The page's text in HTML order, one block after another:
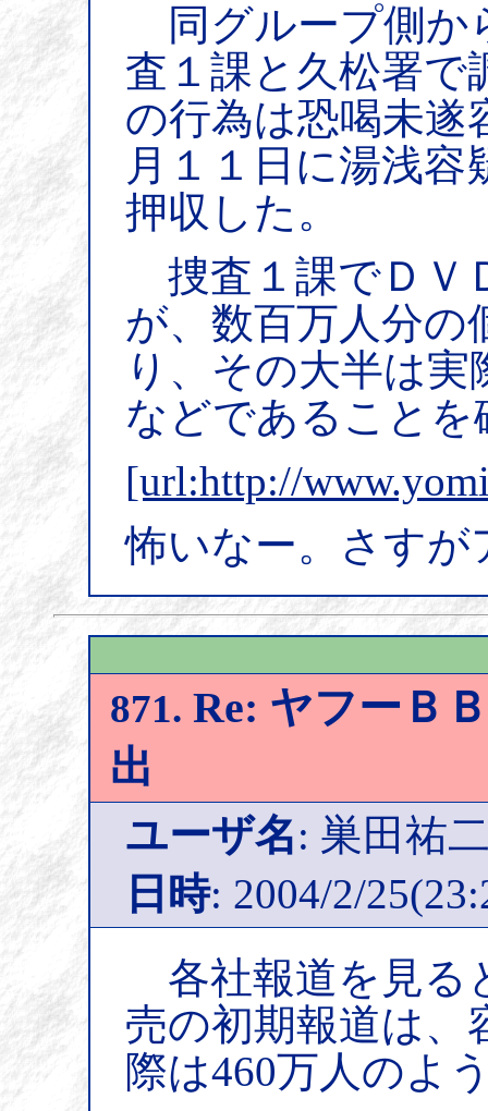
同グループ側か
査１課と久松署で
の行為は恐喝未遂
月１１日に湯浅
押収した。
捜査１課でＤＶ
が、数百万人分の
り、その大半は
などであることを
[url:http://
怖いなー。さすが
871. Re: ヤフーＢ
出
ユーザ名: 巣田祐
日時: 2004/2/
各社報道を見る
売の初期報道は、
際は460万人のよ